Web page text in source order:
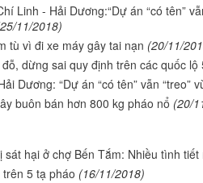
Linh - Hải Dương:“Dự án “có tên”
11/2018)
tù vì đi xe máy gây tai nạn (20/11/
dừng sai quy định trên các quốc lộ
Dương: “Dự án “có tên” vẫn “treo”
buôn bán hơn 800 kg pháo nổ (20/
sát hại ở chợ Bến Tắm: Nhiều tình tiết
5 tạ pháo (16/11/2018)